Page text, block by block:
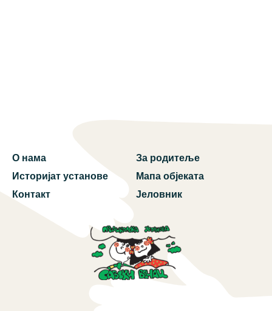
О нама
Историјат установе
Контакт
За родитеље
Мапа објеката
Јеловник